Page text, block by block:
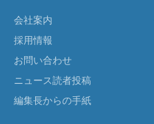
会社案内
採用情報
お問い合わせ
ニュース読者投稿
編集長からの手紙